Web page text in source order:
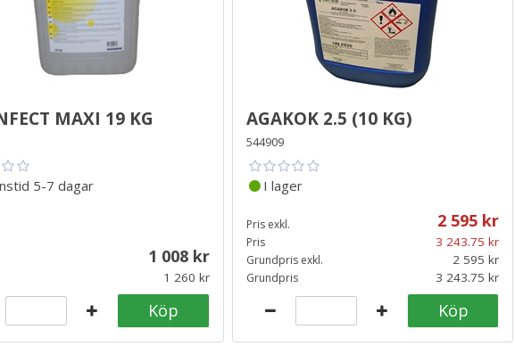
Maxi 19 kg
5-7 dagar
1 008
1 260
Köp
Agakok 2.5 (10 kg)
544909
I lager
Pris exkl. 2 595
Pris 3 243.75
Grundpris exkl. 2 595
Grundpris 3 243.75
Köp